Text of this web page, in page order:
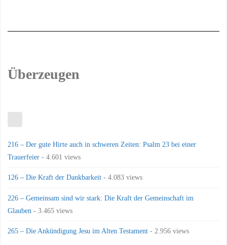
Überzeugen
216 – Der gute Hirte auch in schweren Zeiten: Psalm 23 bei einer
Trauerfeier - 4.601 views
126 – Die Kraft der Dankbarkeit - 4.083 views
226 – Gemeinsam sind wir stark: Die Kraft der Gemeinschaft im
Glauben - 3.465 views
265 – Die Ankündigung Jesu im Alten Testament - 2.956 views